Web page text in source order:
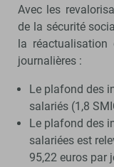
Avec les
de la sécurité
la réactualisation
journalières :
Le plafond des
salariés (1,8
Le plafond des
salariées est
95,22 euros par